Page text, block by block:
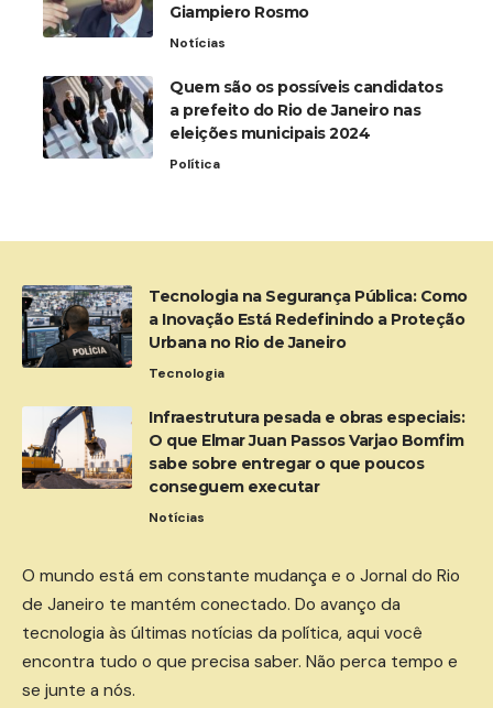
Giampiero Rosmo
Notícias
Quem são os possíveis candidatos
a prefeito do Rio de Janeiro nas
eleições municipais 2024
Política
Tecnologia na Segurança Pública: Como
a Inovação Está Redefinindo a Proteção
Urbana no Rio de Janeiro
Tecnologia
Infraestrutura pesada e obras especiais:
O que Elmar Juan Passos Varjao Bomfim
sabe sobre entregar o que poucos
conseguem executar
Notícias
O mundo está em constante mudança e o Jornal do Rio
de Janeiro te mantém conectado. Do avanço da
tecnologia às últimas notícias da política, aqui você
encontra tudo o que precisa saber. Não perca tempo e
se junte a nós.